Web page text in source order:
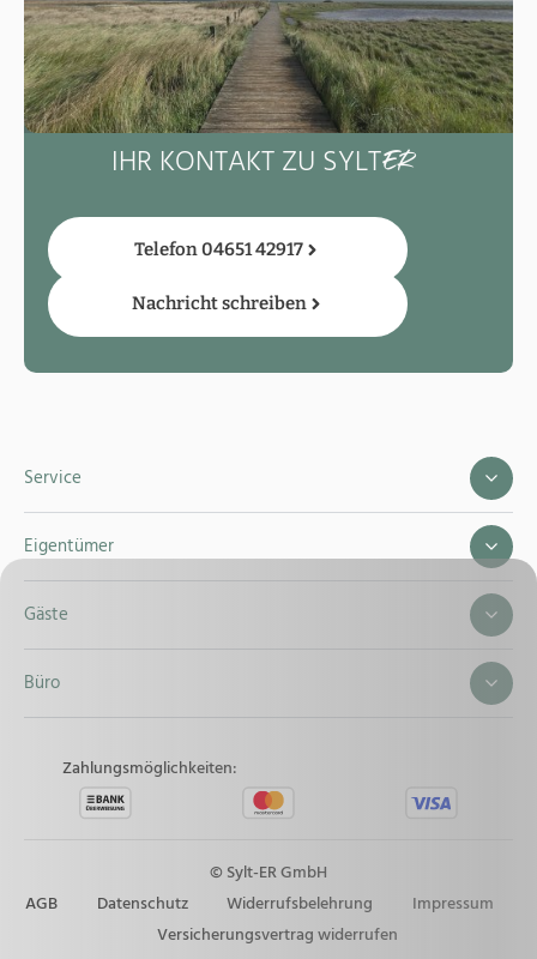
IHR KONTAKT ZU SYLT
Telefon 04651 42917
Nachricht schreiben
Service
Eigentümer
Gäste
Büro
© Sylt-ER GmbH
AGB
Datenschutz Widerrufsbelehrung
Impressum
Versicherungsvertrag widerrufen
Zahlungsmöglichkeiten: